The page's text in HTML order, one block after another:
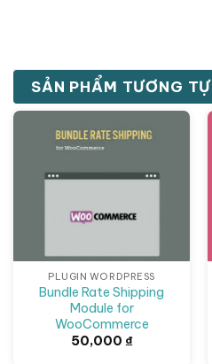
SẢN PHẨM TƯƠNG TỰ
PLUGIN WORDPRESS
Bundle Rate Shipping
Module for
WooCommerce
50,000 ₫